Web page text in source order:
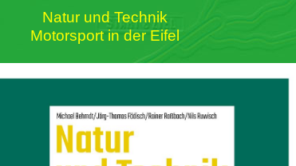
Natur und Technik
Motorsport in der Eifel